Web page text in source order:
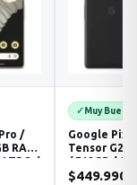
/
RAM
LTPO /
✓Muy Bueno
Google
Tensor G2 /
/ 512GB /
Android /
$449.990